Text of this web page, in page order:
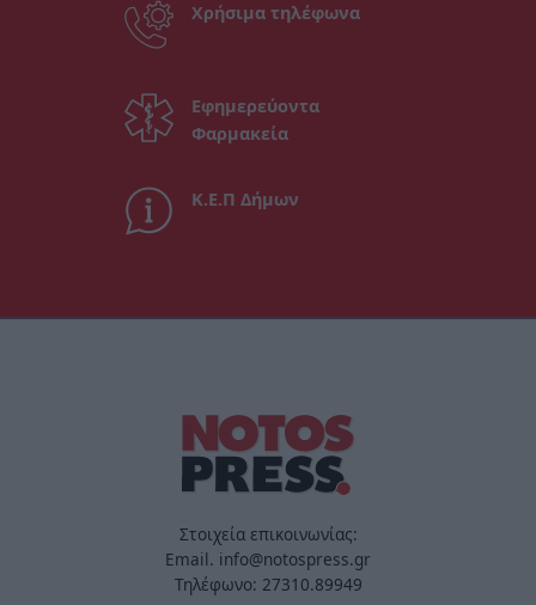
Χρήσιμα τηλέφωνα
Εφημερεύοντα
Φαρμακεία
Κ.Ε.Π Δήμων
Στοιχεία επικοινωνίας:
Email. info@notospress.gr
Τηλέφωνο: 27310.89949